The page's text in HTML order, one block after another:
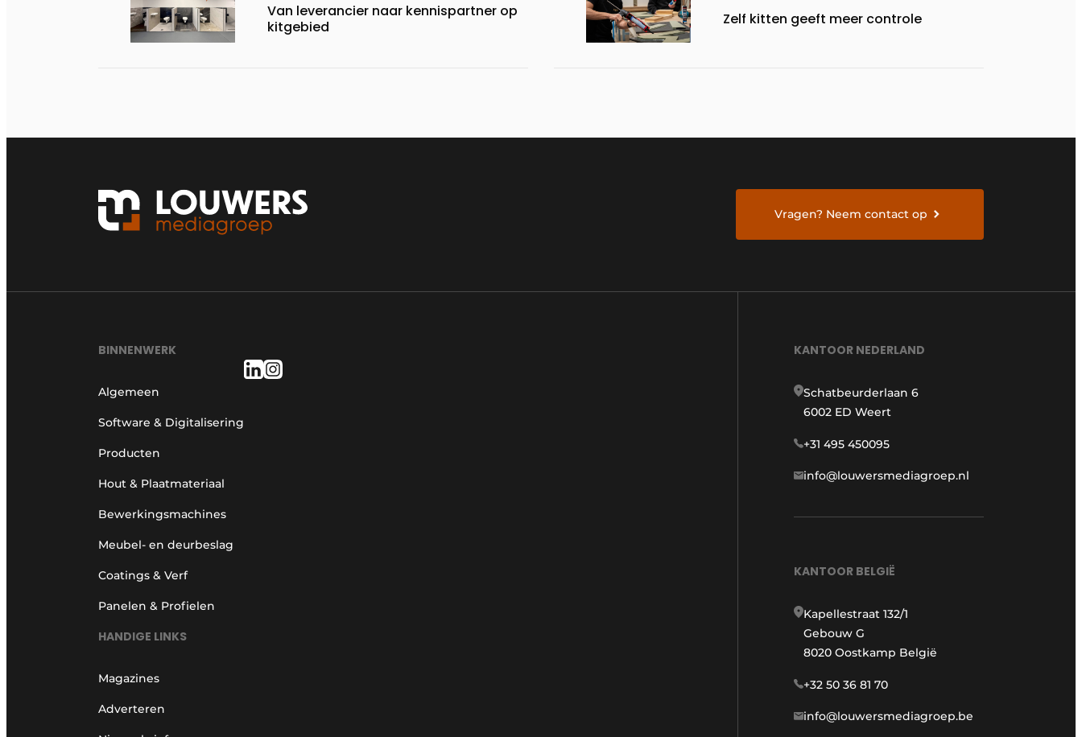
Van leverancier naar kennispartner op
kitgebied
Zelf kitten geeft meer controle
Vragen? Neem contact op
BINNENWERK
Algemeen
Software & Digitalisering
Producten
Hout & Plaatmateriaal
Bewerkingsmachines
Meubel- en deurbeslag
Coatings & Verf
Panelen & Profielen
HANDIGE LINKS
Magazines
Adverteren
KANTOOR NEDERLAND
Schatbeurderlaan 6
6002 ED Weert
+31 495 450095
info@louwersmediagroep.nl
KANTOOR BELGIË
Kapellestraat 132/1
Gebouw G
8020 Oostkamp België
+32 50 36 81 70
info@louwersmediagroep.be